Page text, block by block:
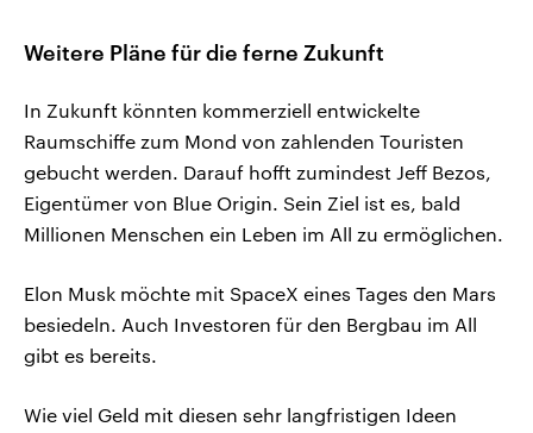
Weitere Pläne für die ferne Zukunft
In Zukunft könnten kommerziell entwickelte
Raumschiffe zum Mond von zahlenden Touristen
gebucht werden. Darauf hofft zumindest Jeff Bezos,
Eigentümer von Blue Origin. Sein Ziel ist es, bald
Millionen Menschen ein Leben im All zu ermöglichen.
Elon Musk möchte mit SpaceX eines Tages den Mars
besiedeln. Auch Investoren für den Bergbau im All
gibt es bereits.
Wie viel Geld mit diesen sehr langfristigen Ideen